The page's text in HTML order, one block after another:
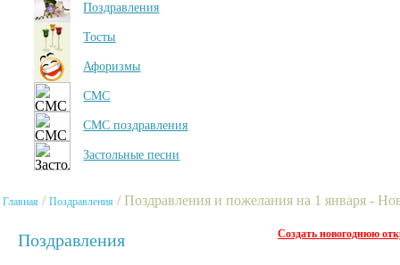
Поздравления
Тосты
Афоризмы
СМС
СМС поздравления
Застольные песни
Главная / Поздравления / Поздравления и пожелания на 1 января -
Поздравления Создать новогоднюю